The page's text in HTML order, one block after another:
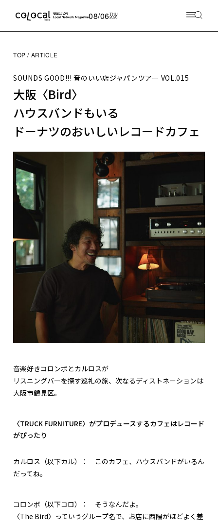
08/06THU
2026
TOP ARTICLE
SOUNDS GOOD!!! 音のいい店ジャパンツアー VOL.015
大阪〈Bird〉
ハウスバンドもいる
ドーナツのおいしいレコードカフェ
音楽好きコロンボとカルロスが
リスニングバーを探す巡礼の旅、次なるディストネーションは
大阪市鶴見区。
〈TRUCK FURNITURE〉がプロデュースするカフェはレコード
がぴったり
カルロス（以下カル）： このカフェ、ハウスバンドがいるん
だってね。
コロンボ（以下コロ）： そうなんだよ。
〈The Bird〉っていうグループ名で、お店に西陽がほどよく差